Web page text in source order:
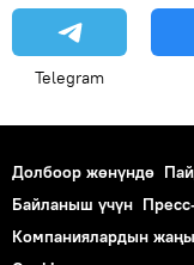
Telegram
Долбоор жөнүндө
Байланыш үчүн
Компаниялардын